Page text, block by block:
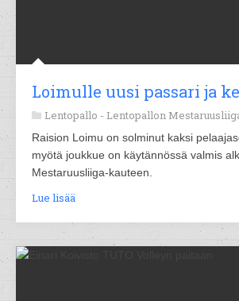
Loimulle uusi passari ja
Lentopallo - Lentopallon
Raision Loimu on solminut kaksi
myötä joukkue on käytännössä valmis
Mestaruusliiga-kauteen.
Lue lisää